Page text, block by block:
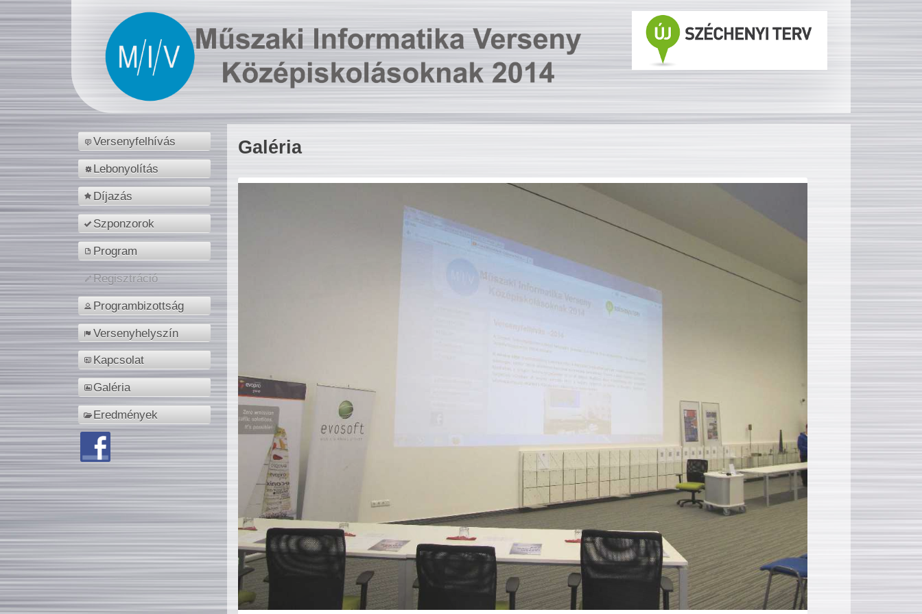
Versenyfelhívás
Lebonyolítás
Díjazás
Szponzorok
Program
Regisztráció
Programbizottság
Versenyhelyszín
Kapcsolat
Galéria
Eredmények
Galéria